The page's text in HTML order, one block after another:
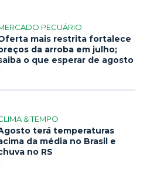
PECUÁRIO
mais restrita fortalece
da arroba em julho;
o que esperar de agosto
& TEMPO
terá temperaturas
da média no Brasil e
no RS